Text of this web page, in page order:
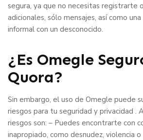
segura, ya que no necesitas registrarte
adicionales, sólo mensajes, así como
informal con un desconocido.
¿Es Omegle
Quora?
Sin embargo, el uso de Omegle puede
riesgos para tu seguridad y privacidad .
riesgos son: – Puedes encontrarte con
inapropiado, como desnudez, violencia